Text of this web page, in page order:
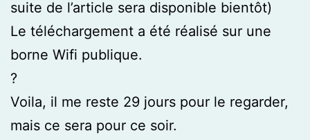
suite de l’article sera disponible bientôt)
Le téléchargement a été réalisé sur une
borne Wifi publique.
?
Voila, il me reste 29 jours pour le regarder,
mais ce sera pour ce soir.